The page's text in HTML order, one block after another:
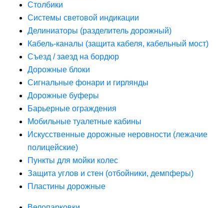
Столбики
Системы световой индикации
Делиниаторы (разделитель дорожный)
Кабель-каналы (защита кабеля, кабельный мост)
Съезд / заезд на бордюр
Дорожные блоки
Сигнальные фонари и гирлянды
Дорожные буферы
Барьерные ограждения
Мобильные туалетные кабины
Искусственные дорожные неровности (лежачие
полицейские)
Пункты для мойки колес
Защита углов и стен (отбойники, демпферы)
Пластины дорожные